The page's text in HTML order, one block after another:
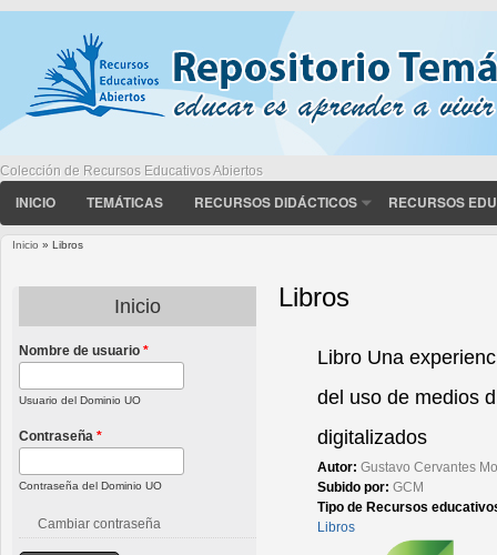
Colección de Recursos Educativos Abiertos
INICIO TEMÁTICAS RECURSOS DIDÁCTICOS RECURSOS
Inicio » Libros
Libros
Libro Una
del uso de medios
digitalizados
Autor: Gustavo Cervantes
Subido por: GCM
Tipo de Recursos
Libros
Páginas
Inicio
Nombre de usuario *
Usuario del Dominio UO
Contraseña *
Contraseña del Dominio UO
Cambiar contraseña